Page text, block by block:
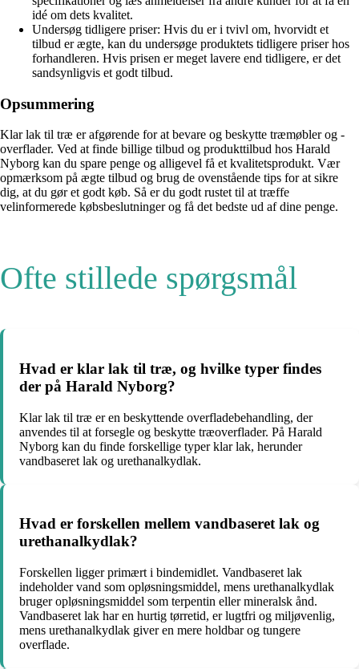
idé om dets kvalitet.
Undersøg tidligere priser: Hvis du er i tvivl om, hvorvidt et
tilbud er ægte, kan du undersøge produktets tidligere priser hos
forhandleren. Hvis prisen er meget lavere end tidligere, er det
sandsynligvis et godt tilbud.
Opsummering
Klar lak til træ er afgørende for at bevare og beskytte træmøbler og -
overflader. Ved at finde billige tilbud og produkttilbud hos Harald
Nyborg kan du spare penge og alligevel få et kvalitetsprodukt. Vær
opmærksom på ægte tilbud og brug de ovenstående tips for at sikre
dig, at du gør et godt køb. Så er du godt rustet til at træffe
velinformerede købsbeslutninger og få det bedste ud af dine penge.
Ofte stillede spørgsmål
Hvad er klar lak til træ, og hvilke typer findes
der på Harald Nyborg?
Klar lak til træ er en beskyttende overfladebehandling, der
anvendes til at forsegle og beskytte træoverflader. På Harald
Nyborg kan du finde forskellige typer klar lak, herunder
vandbaseret lak og urethanalkydlak.
Hvad er forskellen mellem vandbaseret lak og
urethanalkydlak?
Forskellen ligger primært i bindemidlet. Vandbaseret lak
indeholder vand som opløsningsmiddel, mens urethanalkydlak
bruger opløsningsmiddel som terpentin eller mineralsk ånd.
Vandbaseret lak har en hurtig tørretid, er lugtfri og miljøvenlig,
mens urethanalkydlak giver en mere holdbar og tungere
overflade.